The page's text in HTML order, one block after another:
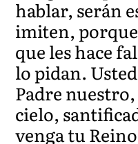
hablar, serán
imiten, porque
que les hace
lo pidan.
Padre
cielo,
venga tu